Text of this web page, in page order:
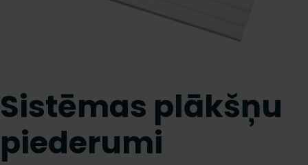
Sistēmas plākšņu
piederumi